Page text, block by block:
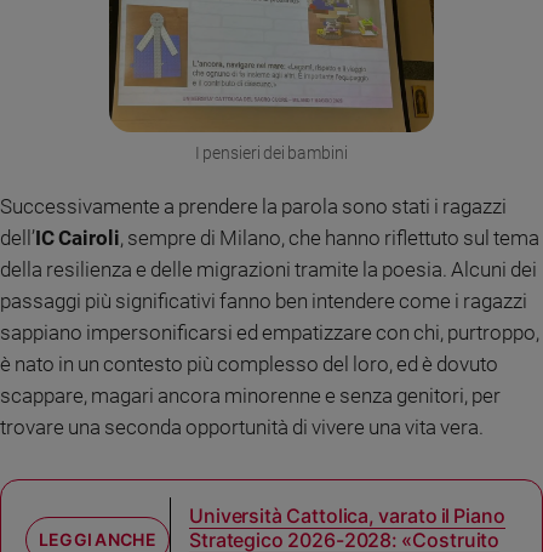
I pensieri dei bambini
Successivamente a prendere la parola sono stati i ragazzi
dell’IC Cairoli, sempre di Milano, che hanno riflettuto sul tema
della resilienza e delle migrazioni tramite la poesia. Alcuni dei
passaggi più significativi fanno ben intendere come i ragazzi
sappiano impersonificarsi ed empatizzare con chi, purtroppo,
è nato in un contesto più complesso del loro, ed è dovuto
scappare, magari ancora minorenne e senza genitori, per
trovare una seconda opportunità di vivere una vita vera.
Università Cattolica, varato il Piano
Strategico 2026-2028: «Costruito